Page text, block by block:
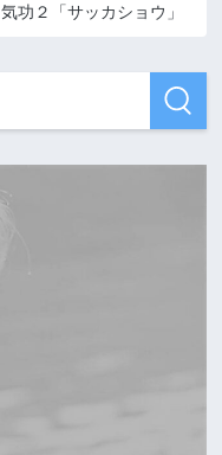
気功２「サッカショウ」